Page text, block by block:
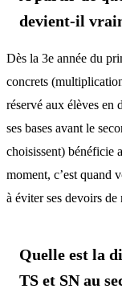
devient-il
Dès la 3e année du
concrets
réservé aux élèves
ses bases avant le
choisissent) bénéficie
moment, c’est quand
à éviter ses devoirs de
Quelle est la
TS et SN au